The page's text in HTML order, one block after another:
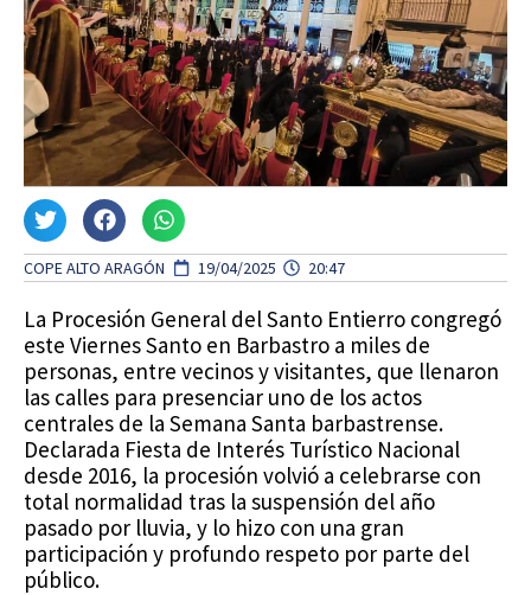
COPE ALTO ARAGÓN 19/04/2025 20:47
La Procesión General del Santo Entierro congregó
este Viernes Santo en Barbastro a miles de
personas, entre vecinos y visitantes, que llenaron
las calles para presenciar uno de los actos
centrales de la Semana Santa barbastrense.
Declarada Fiesta de Interés Turístico Nacional
desde 2016, la procesión volvió a celebrarse con
total normalidad tras la suspensión del año
pasado por lluvia, y lo hizo con una gran
participación y profundo respeto por parte del
público.